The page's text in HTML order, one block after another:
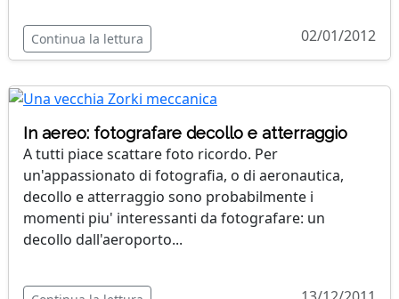
Continua la lettura 02/01/2012
In aereo: fotografare decollo e atterraggio
A tutti piace scattare foto ricordo. Per
un'appassionato di fotografia, o di aeronautica,
decollo e atterraggio sono probabilmente i
momenti piu' interessanti da fotografare: un
decollo dall'aeroporto...